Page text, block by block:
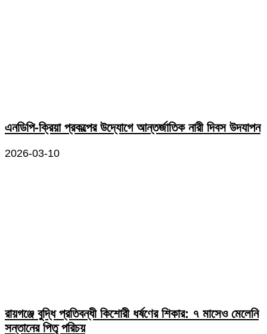
এনডিপি-ক্রিয়া প্রকল্পের উদ্যোগে আন্তর্জাতিক নারী দিবস উদযাপন
2026-03-10
রায়গঞ্জে বুদ্ধি প্রতিবন্ধী কিশোরী ধর্ষণের শিকার: ৭ মাসেও মেলেনি
সন্তানের পিতৃ পরিচয়